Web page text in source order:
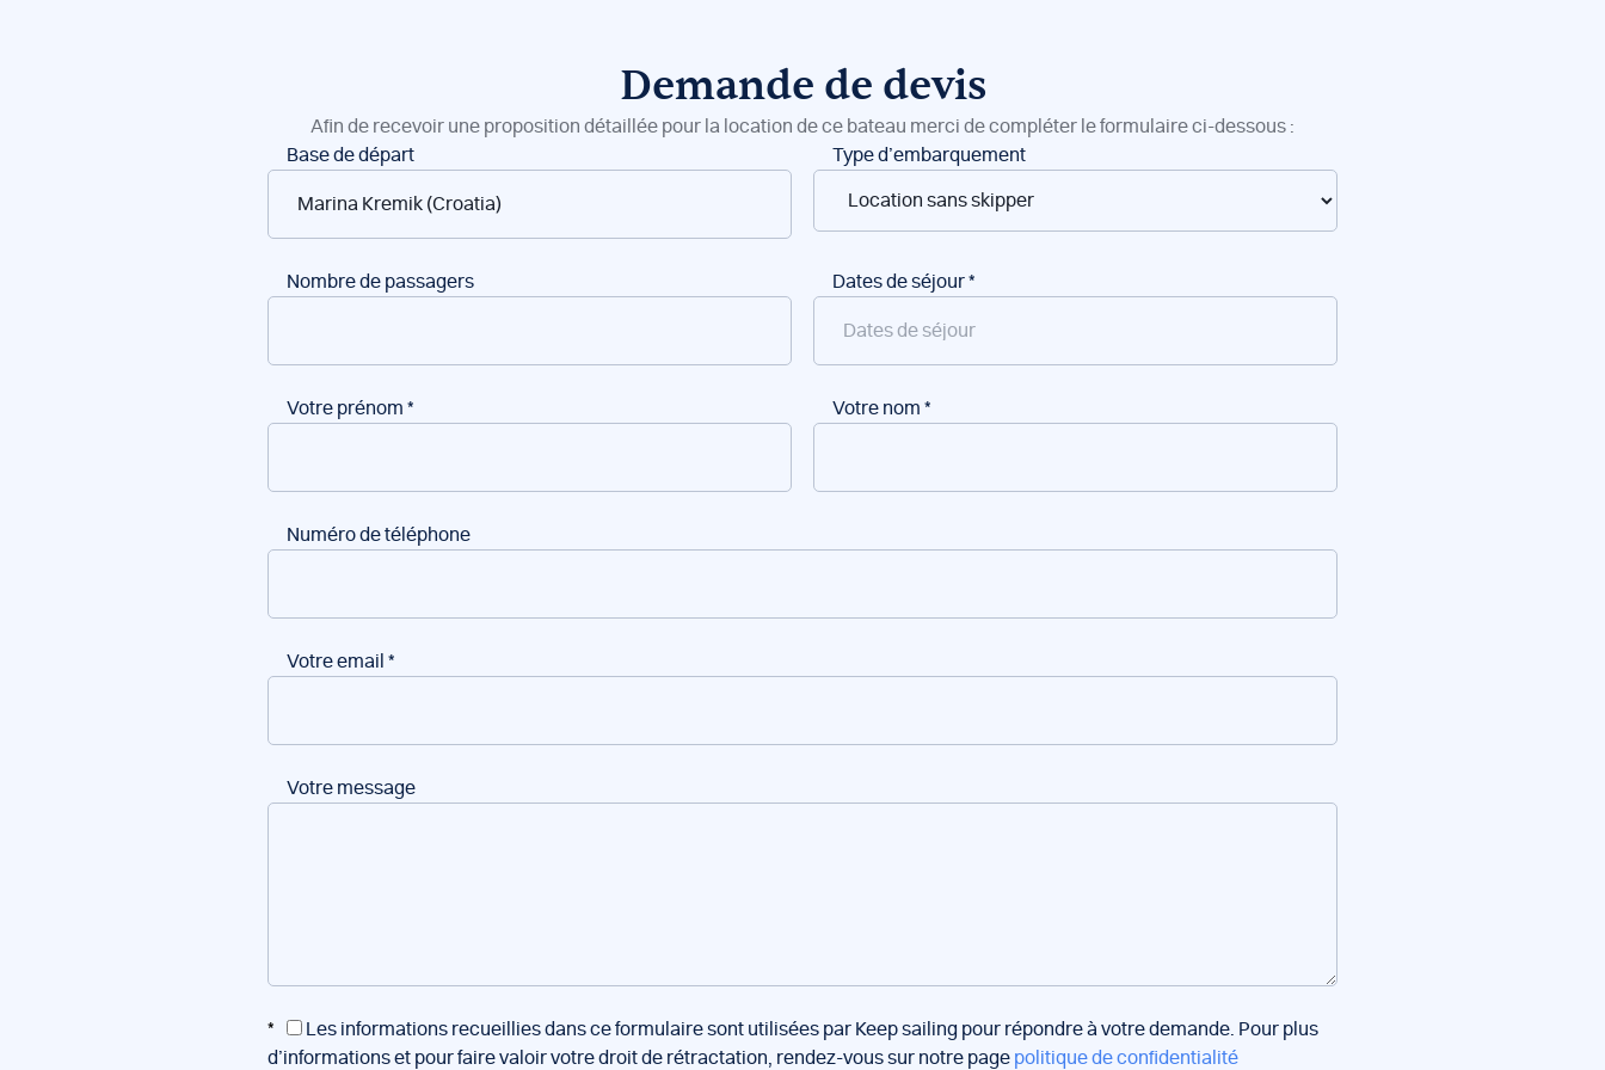
Demande de devis
Afin de recevoir une proposition détaillée pour la location de ce bateau merci de compléter le formulaire ci-dessous :
Réservation
bateaux
Base de départ Type d’embarquement
Nombre de passagers Dates de séjour*
Votre prénom * Votre nom *
Numéro de téléphone
Votre email *
Votre message
*
Les informations recueillies dans ce formulaire sont utilisées par Keep sailing pour répondre à votre demande. Pour plus
d’informations et pour faire valoir votre droit de rétractation, rendez-vous sur notre page politique de confidentialité